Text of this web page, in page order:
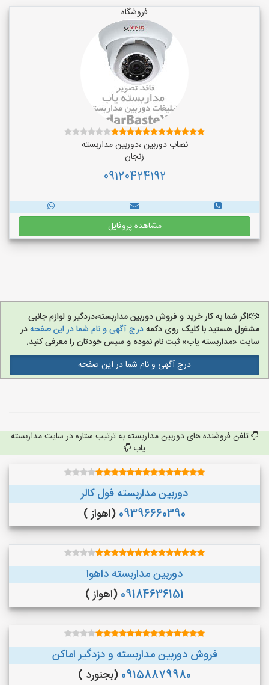
فروشگاه
نصاب دوربین ،دوربین مداربسته
زنجان
09120424192
مشاهده پروفایل
اگر شما به کار خرید و فروش دوربین مداربسته،دزدگیر و لوازم جانبی
مشغول هستید با کلیک روی دکمهدرج آگهی و نام شما در این صفحهدر
سایت «مداربسته یاب» ثبت نام نموده و سپس خودتان را معرفی کنید.
درج آگهی و نام شما در این صفحه
تلفن فروشنده های دوربین مداربسته به ترتیب ستاره در سایت مداربسته
یاب
دوربین مداربسته فول کالر
09396660390 (اهواز )
دوربین مداربسته داهوا
09184636151 (اهواز )
فروش دوربین مداربسته و دزدگیر اماکن
09158879980 (بجنورد )